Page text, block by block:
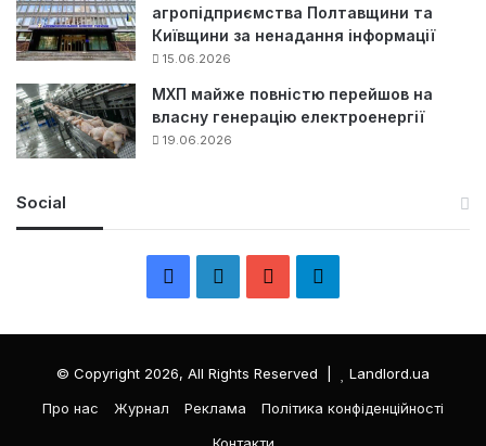
агропідприємства Полтавщини та
Київщини за ненадання інформації
15.06.2026
МХП майже повністю перейшов на
власну генерацію електроенергії
19.06.2026
Social
c
e
n
k
T
л
е
© Copyright 2026, All Rights Reserved |
Landlord.ua
Про нас
Журнал Реклама
Політика конфіденційності